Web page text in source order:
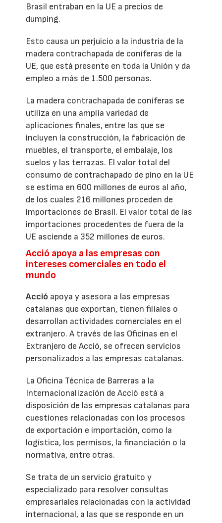
Brasil entraban en la UE a precios de
dumping.
Esto causa un perjuicio a la industria de la
madera contrachapada de coníferas de la
UE, que está presente en toda la Unión y da
empleo a más de 1.500 personas.
La madera contrachapada de coníferas se
utiliza en una amplia variedad de
aplicaciones finales, entre las que se
incluyen la construcción, la fabricación de
muebles, el transporte, el embalaje, los
suelos y las terrazas. El valor total del
consumo de contrachapado de pino en la UE
se estima en 600 millones de euros al año,
de los cuales 216 millones proceden de
importaciones de Brasil. El valor total de las
importaciones procedentes de fuera de la
UE asciende a 352 millones de euros.
Acció apoya a las empresas con
intereses comerciales en todo el
mundo
Acció apoya y asesora a las empresas
catalanas que exportan, tienen filiales o
desarrollan actividades comerciales en el
extranjero. A través de las Oficinas en el
Extranjero de Acció, se ofrecen servicios
personalizados a las empresas catalanas.
La Oficina Técnica de Barreras a la
Internacionalización de Acció está a
disposición de las empresas catalanas para
cuestiones relacionadas con los procesos
de exportación e importación, como la
logística, los permisos, la financiación o la
normativa, entre otras.
Se trata de un servicio gratuito y
especializado para resolver consultas
empresariales relacionadas con la actividad
internacional, a las que se responde en un